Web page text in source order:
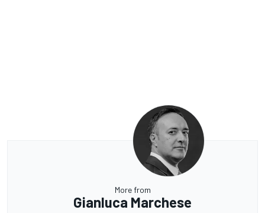
More from
Gianluca Marchese